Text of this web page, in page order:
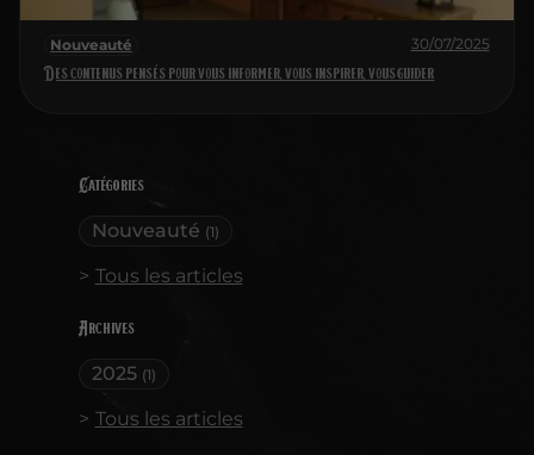
Catégories
Nouveauté (1)
Tous les articles
Archives
2025 (1)
Tous les articles
Nouveauté 30/07/2025
Des contenus pensés pour vous informer, vous inspirer, vous guider